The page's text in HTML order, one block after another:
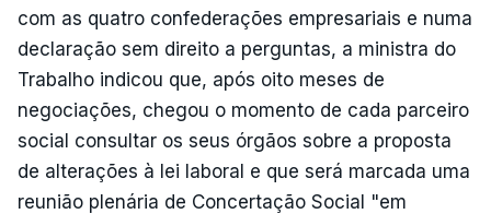
com as quatro confederações empresariais e numa
declaração sem direito a perguntas, a ministra do
Trabalho indicou que, após oito meses de
negociações, chegou o momento de cada parceiro
social consultar os seus órgãos sobre a proposta
de alterações à lei laboral e que será marcada uma
reunião plenária de Concertação Social "em